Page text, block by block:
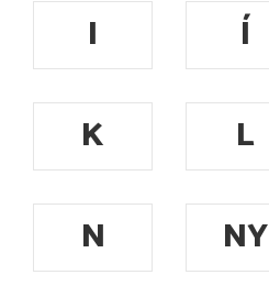
I
Í
K
L
N
NY